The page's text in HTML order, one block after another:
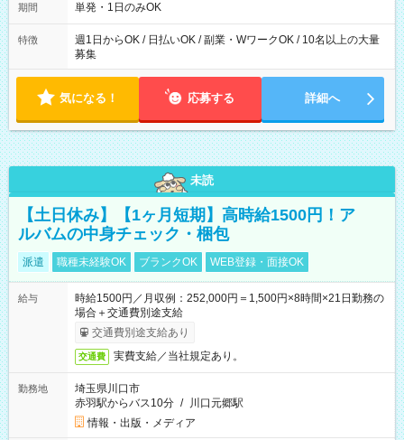
期間 単発・1日のみOK
特徴
週1日からOK / 日払いOK / 副業・WワークOK / 10名以上の大量
募集
気になる！ 応募する 詳細へ
未読
【土日休み】【1ヶ月短期】高時給1500円！ア
ルバムの中身チェック・梱包
派遣 職種未経験OK ブランクOK WEB登録・面接OK
給与
時給1500円／月収例：252,000円＝1,500円×8時間×21日勤務の
場合＋交通費別途支給
交通費別途支給あり
交通費 実費支給／当社規定あり。
勤務地
埼玉県川口市
赤羽駅からバス10分 / 川口元郷駅
情報・出版・メディア